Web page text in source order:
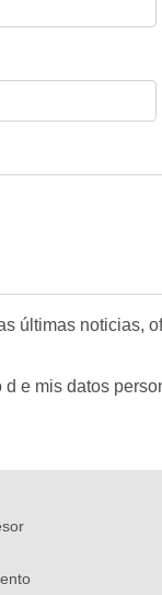
últimas noticias,
d e mis datos